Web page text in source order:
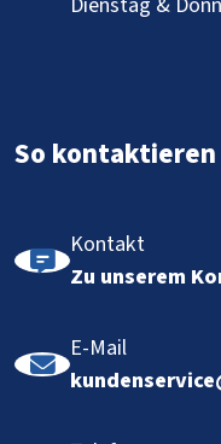
So kontaktieren
Kontakt
Zu unserem
E-Mail